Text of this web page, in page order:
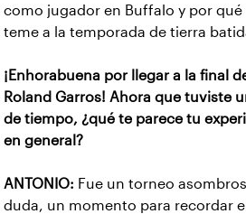
como jugador en Buffalo y por qué
teme a la temporada de tierra
¡Enhorabuena por llegar a la final
Roland Garros! Ahora que tuviste
de tiempo, ¿qué te parece tu
en general?
ANTONIO: Fue un torneo
duda, un momento para recordar